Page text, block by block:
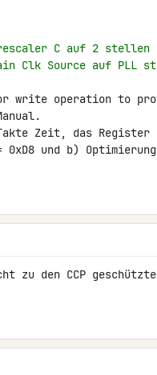
C auf 2 stellen
Clk Source auf PLL
write operation to
Zeit, das Register
und b)
zu den CCP